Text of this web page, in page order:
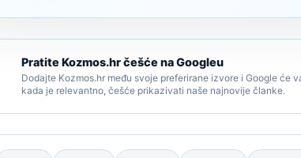
Pratite Kozmos.hr češće na Googleu
Dodajte Kozmos.hr među svoje preferirane izvore i Google će
kada je relevantno, češće prikazivati naše najnovije članke.